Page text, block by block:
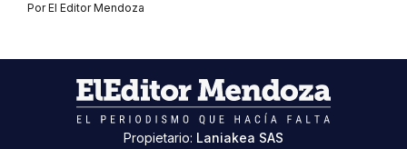
PorEl Editor Mendoza
Propietario: Laniakea SAS